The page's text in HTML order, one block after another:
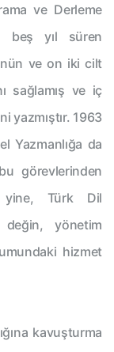
ve Derleme
beş yıl süren
ve on iki cilt
sağlamış ve iç
yazmıştır. 1963
Yazmanlığa da
görevlerinden
yine, Türk Dil
değin, yönetim
hizmet
kavuşturma